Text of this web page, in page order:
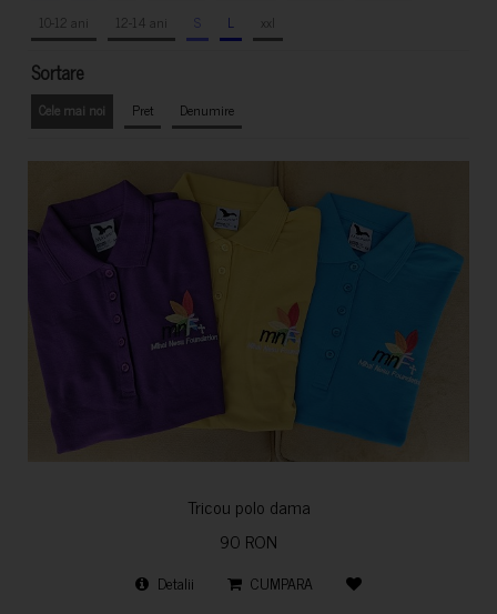
10-12 ani
12-14 ani S L xxl
Sortare
Cele mai noi Pret Denumire
Tricou polo dama
90 RON
Detalii CUMPARA